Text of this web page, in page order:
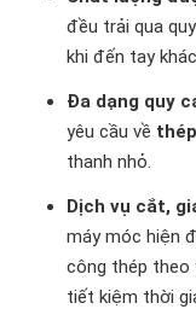
đều trải qua
khi đến tay
Đa dạng quy
yêu cầu về
thanh nhỏ.
Dịch vụ cắt,
máy móc hiện
công thép theo
tiết kiệm thời